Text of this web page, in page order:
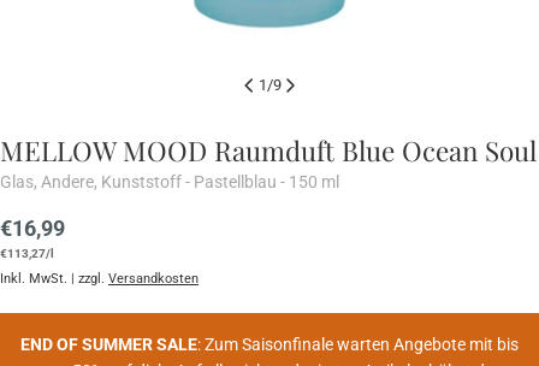
1 /9
MELLOW MOOD Raumduft Blue Ocean Soul
Glas, Andere, Kunststoff - Pastellblau - 150 ml
Regulärer
Preis
€16,99
Stückpreis
€113,27/pro
Inkl. MwSt. | zzgl. Versandkosten
END OF SUMMER SALE: Zum Saisonfinale warten Angebote mit bis